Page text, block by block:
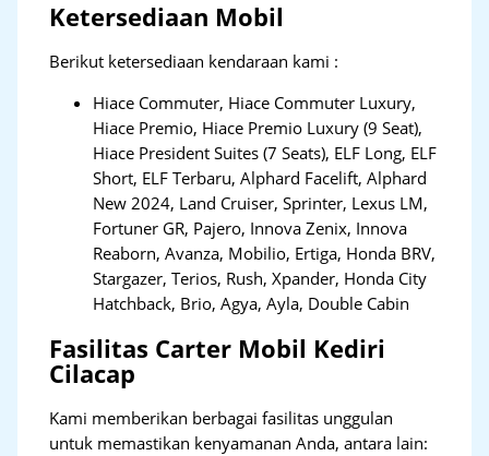
Ketersediaan Mobil
Berikut ketersediaan kendaraan kami :
Hiace Commuter, Hiace Commuter Luxury,
Hiace Premio, Hiace Premio Luxury (9 Seat),
Hiace President Suites (7 Seats), ELF Long, ELF
Short, ELF Terbaru, Alphard Facelift, Alphard
New 2024, Land Cruiser, Sprinter, Lexus LM,
Fortuner GR, Pajero, Innova Zenix, Innova
Reaborn, Avanza, Mobilio, Ertiga, Honda BRV,
Stargazer, Terios, Rush, Xpander, Honda City
Hatchback, Brio, Agya, Ayla, Double Cabin
Fasilitas Carter Mobil Kediri
Cilacap
Kami memberikan berbagai fasilitas unggulan
untuk memastikan kenyamanan Anda, antara lain: